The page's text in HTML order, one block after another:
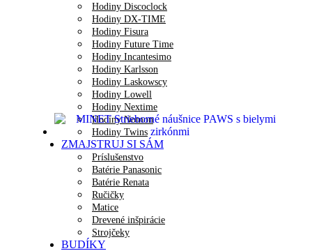
Hodiny Discoclock
Hodiny DX-TIME
Hodiny Fisura
Hodiny Future Time
Hodiny Incantesimo
Hodiny Karlsson
Hodiny Laskowscy
Hodiny Lowell
Hodiny Nextime
Hodiny Nomon
Hodiny Twins
ZMAJSTRUJ SI SÁM
Príslušenstvo
Batérie Panasonic
Batérie Renata
Ručičky
Matice
Drevené inšpirácie
Strojčeky
BUDÍKY